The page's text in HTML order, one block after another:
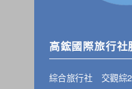
高鋐國際旅行社
綜合旅行社 交觀